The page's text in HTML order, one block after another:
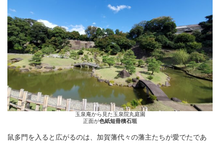
玉泉庵から見た玉泉院丸庭園
正面が色紙短冊積石垣
鼠多門を入ると広がるのは、加賀藩代々の藩主たちが愛でたであ